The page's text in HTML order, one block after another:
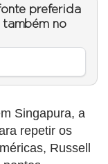
preferida
no
Singapura, a
repetir os
Russell